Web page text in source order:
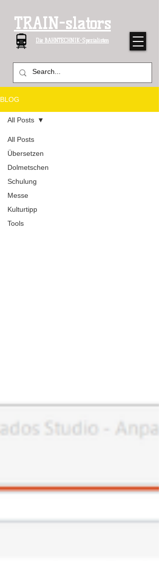
TRAIN-slators
Die BAHNTECHNIK-Spezialisten
BLOG
All Posts
Übersetzen
Dolmetschen
Schulung
Messe
Kulturtipp
Tools
All Posts